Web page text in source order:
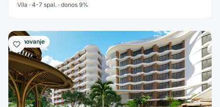
Vila · 4-7 spal. · donos 9%
Stanovanje